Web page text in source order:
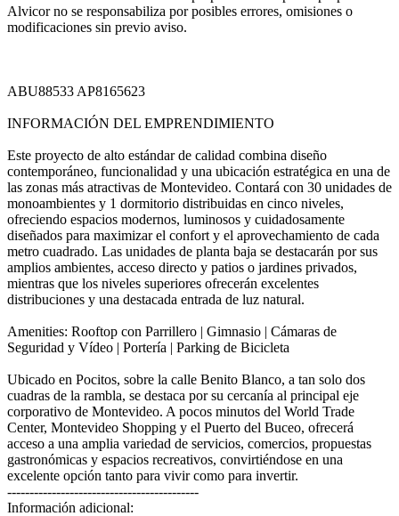
Alvicor no se responsabiliza por posibles errores, omisiones o
modificaciones sin previo aviso.
ABU88533 AP8165623
INFORMACIÓN DEL EMPRENDIMIENTO
Este proyecto de alto estándar de calidad combina diseño
contemporáneo, funcionalidad y una ubicación estratégica en una de
las zonas más atractivas de Montevideo. Contará con 30 unidades de
monoambientes y 1 dormitorio distribuidas en cinco niveles,
ofreciendo espacios modernos, luminosos y cuidadosamente
diseñados para maximizar el confort y el aprovechamiento de cada
metro cuadrado. Las unidades de planta baja se destacarán por sus
amplios ambientes, acceso directo y patios o jardines privados,
mientras que los niveles superiores ofrecerán excelentes
distribuciones y una destacada entrada de luz natural.
Amenities: Rooftop con Parrillero | Gimnasio | Cámaras de
Seguridad y Vídeo | Portería | Parking de Bicicleta
Ubicado en Pocitos, sobre la calle Benito Blanco, a tan solo dos
cuadras de la rambla, se destaca por su cercanía al principal eje
corporativo de Montevideo. A pocos minutos del World Trade
Center, Montevideo Shopping y el Puerto del Buceo, ofrecerá
acceso a una amplia variedad de servicios, comercios, propuestas
gastronómicas y espacios recreativos, convirtiéndose en una
excelente opción tanto para vivir como para invertir.
-------------------------------------------
Información adicional: